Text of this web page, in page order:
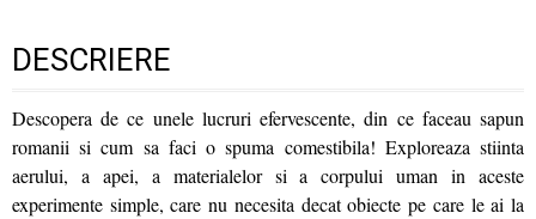
DESCRIERE
Descopera de ce unele lucruri efervescente, din ce faceau sapun
romanii si cum sa faci o spuma comestibila! Exploreaza stiinta
aerului, a apei, a materialelor si a corpului uman in aceste
experimente simple, care nu necesita decat obiecte pe care le ai la